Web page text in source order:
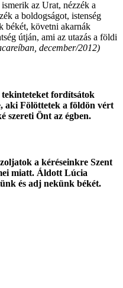
az Urat, nézzék a
a boldogságot, istenség
békét, követni akarnák
útján, ami az utazás a földi
december/2012)
tekinteteket fordítsátok
aki Fölöttetek a földön vért
szereti Önt az égben.
a kéréseinkre Szent
miatt. Áldott Lúcia
és adj nekünk békét.